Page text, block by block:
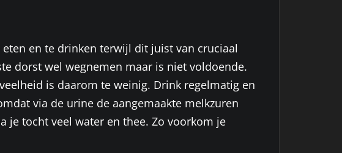
en te drinken terwijl dit juist van cruciaal
dorst wel wegnemen maar is niet voldoende.
is daarom te weinig. Drink regelmatig en
via de urine de aangemaakte melkzuren
je tocht veel water en thee. Zo voorkom je